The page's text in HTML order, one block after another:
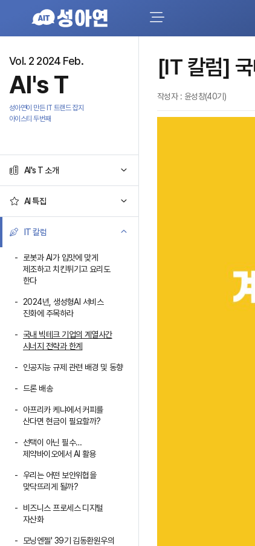
Vol. 2 2024 Feb.
AI's T
성아연이 만든 IT 트랜드 잡지
아이스티 두번째
AI's T 소개
AI 특집
IT 칼럼
로봇과 AI가 입맛에 맞게
제조하고 치킨튀기고 요리도
한다
2024년, 생성형AI 서비스
진화에 주목하라
국내 빅테크 기업의 계열사간
시너지 전략과 한계
인공지능 규제 관련 배경 및 동향
드론 배송
아프리카 케냐에서 커피를
산다면 현금이 필요할까?
선택이 아닌 필수…
제약바이오에서 AI 활용
우리는 어떤 보안위협을
맞닥뜨리게 될까?
비즈니스 프로세스 디지털
자산화
모닝엔젤' 39기 김동환원우의
[IT 칼럼] 국
작성자 : 윤성창(40기)